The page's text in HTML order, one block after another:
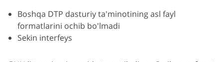
Boshqa DTP dasturiy ta'minotining asl fayl
formatlarini ochib bo'lmadi
Sekin interfeys